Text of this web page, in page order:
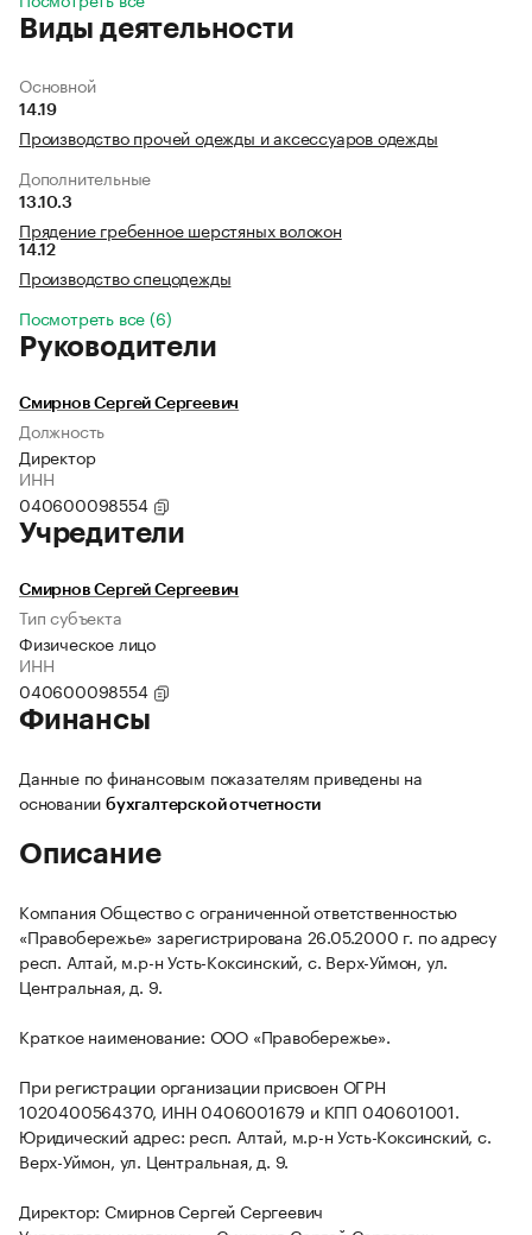
Виды деятельности
Основной
14.19
Производство прочей одежды и аксессуаров одежды
Дополнительные
13.10.3
Прядение гребенное шерстяных волокон
14.12
Производство спецодежды
Посмотреть все (6)
Руководители
Смирнов Сергей Сергеевич
Должность
Директор
ИНН
040600098554
Учредители
Смирнов Сергей Сергеевич
Тип субъекта
Физическое лицо
ИНН
040600098554
Финансы
Данные по финансовым показателям приведены на
основании бухгалтерской отчетности
Описание
Компания Общество с ограниченной ответственностью
«Правобережье» зарегистрирована 26.05.2000 г. по адресу
респ. Алтай, м.р-н Усть-Коксинский, с. Верх-Уймон, ул.
Центральная, д. 9.
Краткое наименование: ООО «Правобережье».
При регистрации организации присвоен ОГРН
1020400564370, ИНН 0406001679 и КПП 040601001.
Юридический адрес: респ. Алтай, м.р-н Усть-Коксинский, с.
Верх-Уймон, ул. Центральная, д. 9.
Директор: Смирнов Сергей Сергеевич